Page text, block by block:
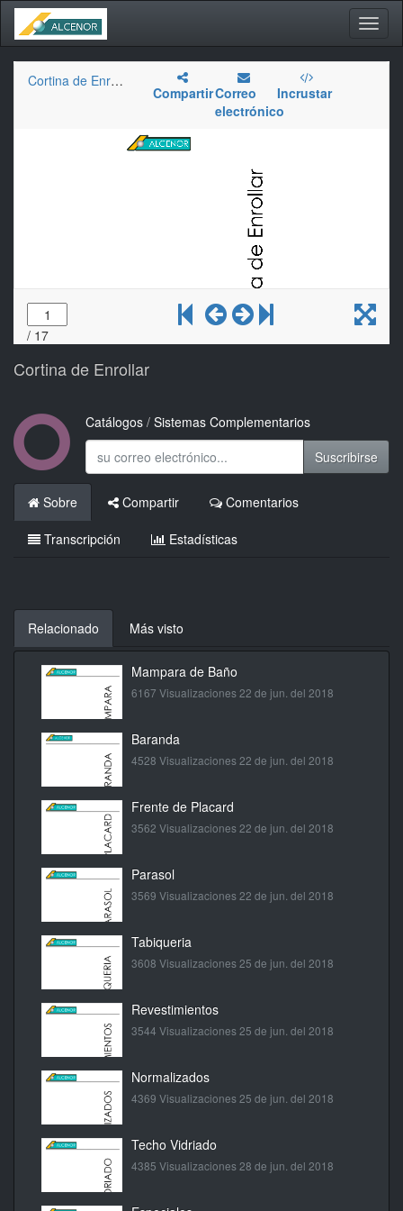
Cortina de Enrollar
Catálogos / Sistemas Complementarios
Suscribirse
Sobre Compartir Comentarios
Transcripción Estadísticas
Relacionado Más visto
Mampara de Baño
6167 Visualizaciones22 de jun. del 2018
Baranda
4528 Visualizaciones22 de jun. del 2018
Frente de Placard
3562 Visualizaciones22 de jun. del 2018
Parasol
3569 Visualizaciones22 de jun. del 2018
Tabiqueria
3608 Visualizaciones25 de jun. del 2018
Revestimientos
3544 Visualizaciones25 de jun. del 2018
Normalizados
4369 Visualizaciones25 de jun. del 2018
Techo Vidriado
4385 Visualizaciones28 de jun. del 2018